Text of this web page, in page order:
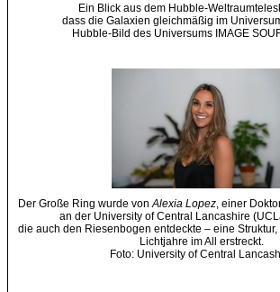
Ein Blick aus dem Hubble-
dass die Galaxien gleichmäßig im
Hubble-Bild des Universums IMAGE
Der Große Ring wurde von Alexia Lopez, einer
an der University of Central Lancashire
die auch den Riesenbogen entdeckte – eine Struktur,
Lichtjahre im All erstreckt.
Foto: University of Central